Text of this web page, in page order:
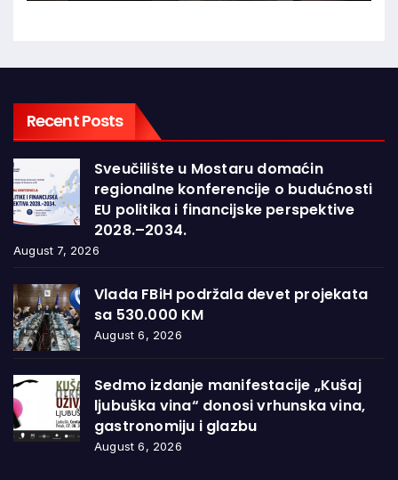
Recent Posts
Sveučilište u Mostaru domaćin
regionalne konferencije o budućnosti
EU politika i financijske perspektive
2028.–2034.
August 7, 2026
Vlada FBiH podržala devet projekata
sa 530.000 KM
August 6, 2026
Sedmo izdanje manifestacije „Kušaj
ljubuška vina“ donosi vrhunska vina,
gastronomiju i glazbu
August 6, 2026